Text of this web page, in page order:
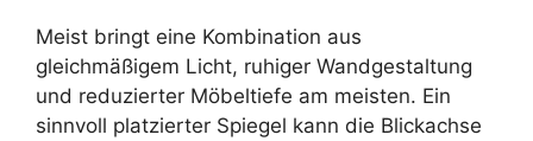
Meist bringt eine Kombination aus
gleichmäßigem Licht, ruhiger Wandgestaltung
und reduzierter Möbeltiefe am meisten. Ein
sinnvoll platzierter Spiegel kann die Blickachse